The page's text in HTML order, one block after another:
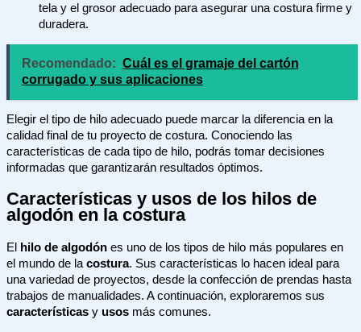
tela y el grosor adecuado para asegurar una costura firme y
duradera.
Recomendado: Cuál es el gramaje del cartón
corrugado y sus aplicaciones
Elegir el tipo de hilo adecuado puede marcar la diferencia en la
calidad final de tu proyecto de costura. Conociendo las
características de cada tipo de hilo, podrás tomar decisiones
informadas que garantizarán resultados óptimos.
Características y usos de los hilos de
algodón en la costura
El hilo de algodón es uno de los tipos de hilo más populares en
el mundo de la costura. Sus características lo hacen ideal para
una variedad de proyectos, desde la confección de prendas hasta
trabajos de manualidades. A continuación, exploraremos sus
características y usos más comunes.